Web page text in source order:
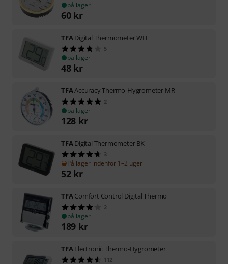
på lager
60 kr
TFADigital Thermometer WH
5
på lager
48 kr
TFAAccuracy Thermo-Hygrometer MR
2
på lager
128 kr
TFADigital Thermometer BK
3
På lager indenfor 1–2 uger
52 kr
TFAComfort Control Digital Thermo
2
på lager
189 kr
TFAElectronic Thermo-Hygrometer
112